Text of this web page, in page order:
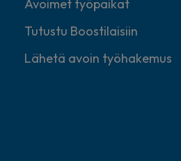
Avoimet työpaikat
Tutustu Boostilaisiin
Lähetä avoin työhakemus